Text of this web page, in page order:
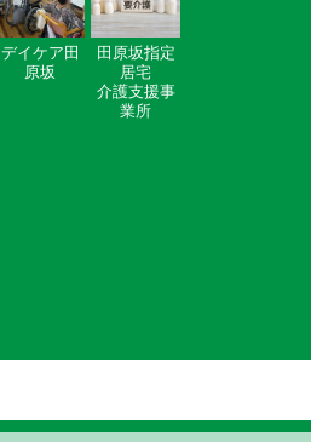
デイケア田
原坂
田原坂指定
居宅
介護支援事
業所